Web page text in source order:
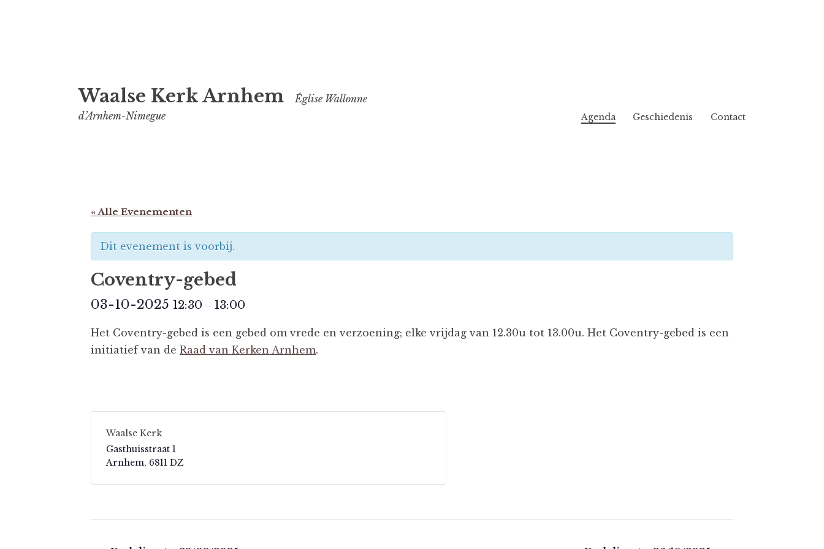
naar
inhoud
Waalse Kerk Arnhem
Église Wallonne
d’Arnhem-Nimegue
Agenda Geschiedenis Contact
« Alle Evenementen
Dit evenement is voorbij.
Coventry-gebed
03-10-2025 12:30 – 13:00
Het Coventry-gebed is een gebed om vrede en verzoening; elke vrijdag van 12.30u tot 13.00u. Het Coventry-gebed is een
initiatief van de Raad van Kerken Arnhem.
Waalse Kerk
Gasthuisstraat 1
Arnhem, 6811 DZ